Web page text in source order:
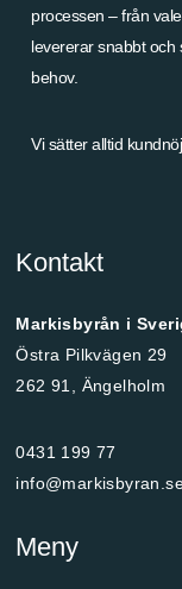
processen – från
levererar snabbt och
behov.
Vi sätter alltid
Kontakt
Markisbyrån i
Östra Pilkvägen 29
262 91, Ängelholm
0431 199 77
Meny